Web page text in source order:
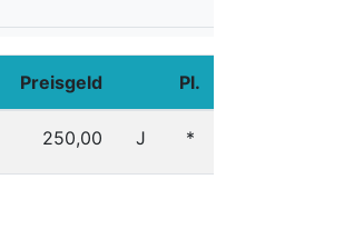
Preisgeld Pl.
250,00 J *